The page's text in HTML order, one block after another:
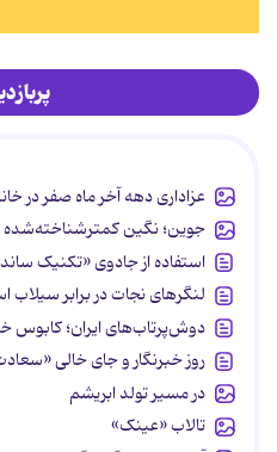
عزاداری دهه آخر ماه صفر در
جوین؛ نگین کمترشناخته‌شده
استفاده از جادوی «تکنیک
لنگرهای نجات در برابر
دوش‌پرتاب‌های ایران؛ کابوس
روز خبرنگار و جای خالی
در مسیر تولد ابریشم
تالاب «عینک»